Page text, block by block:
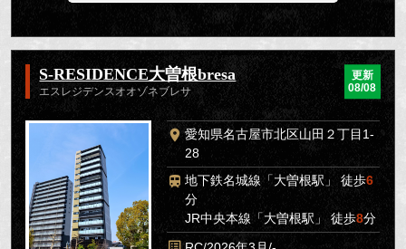
S-RESIDENCE大曽根bresa
エスレジデンスオオゾネブレサ
更新
08/08
愛知県名古屋市北区山田２丁目1-
28
地下鉄名城線「大曽根駅」 徒歩6
分
JR中央本線「大曽根駅」 徒歩8分